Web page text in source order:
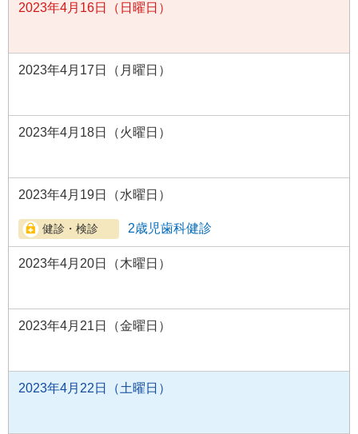
2023年4月16日（日曜日）
2023年4月17日（月曜日）
2023年4月18日（火曜日）
2023年4月19日（水曜日）
2歳児歯科健診
2023年4月20日（木曜日）
2023年4月21日（金曜日）
2023年4月22日（土曜日）